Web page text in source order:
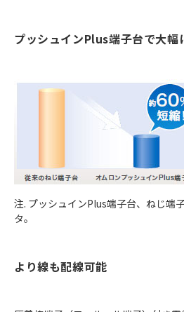
プッシュインPlus端子台で大幅
注. プッシュインPlus端子台、ねじ端
タ。
より線も配線可能